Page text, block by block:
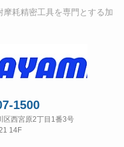
耗精密工具を専門とする加
1500
区西宮原2丁目1番3号
14F